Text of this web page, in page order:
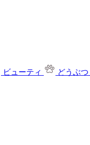
ビューティ どうぶつ